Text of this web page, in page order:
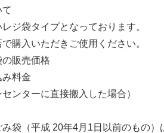
ジ袋タイプとなっております。
購入いただきご使用ください。
販売価格
料金
ンターに直接搬入した場合）
袋（平成 20年4月1日以前のもの）